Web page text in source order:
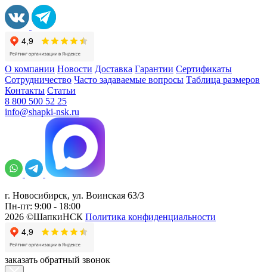
О компании Новости Доставка Гарантии Сертификаты
Сотрудничество Часто задаваемые вопросы Таблица размеров
Контакты Статьи
8 800 500 52 25
info@shapki-nsk.ru
г. Новосибирск, ул. Воинская 63/3
Пн-пт: 9:00 - 18:00
2026 ©ШапкиНСК Политика конфиденциальности
заказать обратный звонок